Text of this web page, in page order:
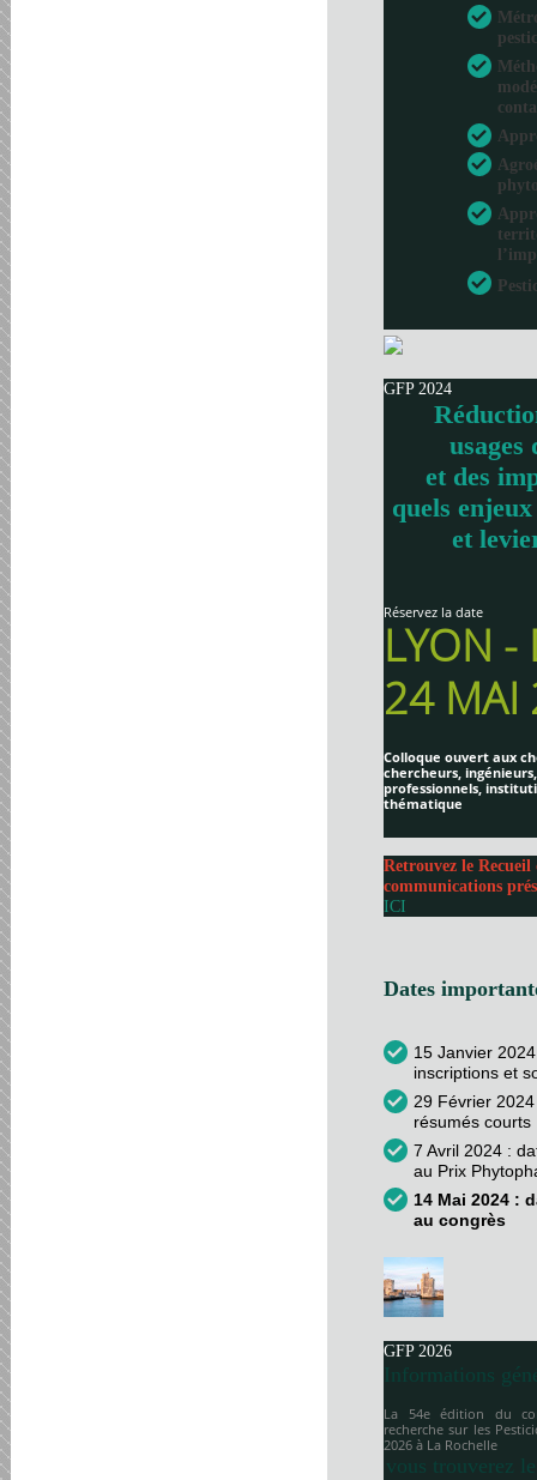
GFP 2024
usages
et des
quels
et
Réservez la date
LYON
24 MAI
Colloque ouvert aux
chercheurs,
professionnels,
thématique
Retrouvez le Recueil
communications
ICI
Dates
15 Janvier
inscriptions et
29 Février
résumés courts
7 Avril 2024 :
au Prix
14 Mai 2024 :
au congrès
GFP 2026
Informations
La 54e édition du
recherche sur les
2026 à La Rochelle
vous trouverez